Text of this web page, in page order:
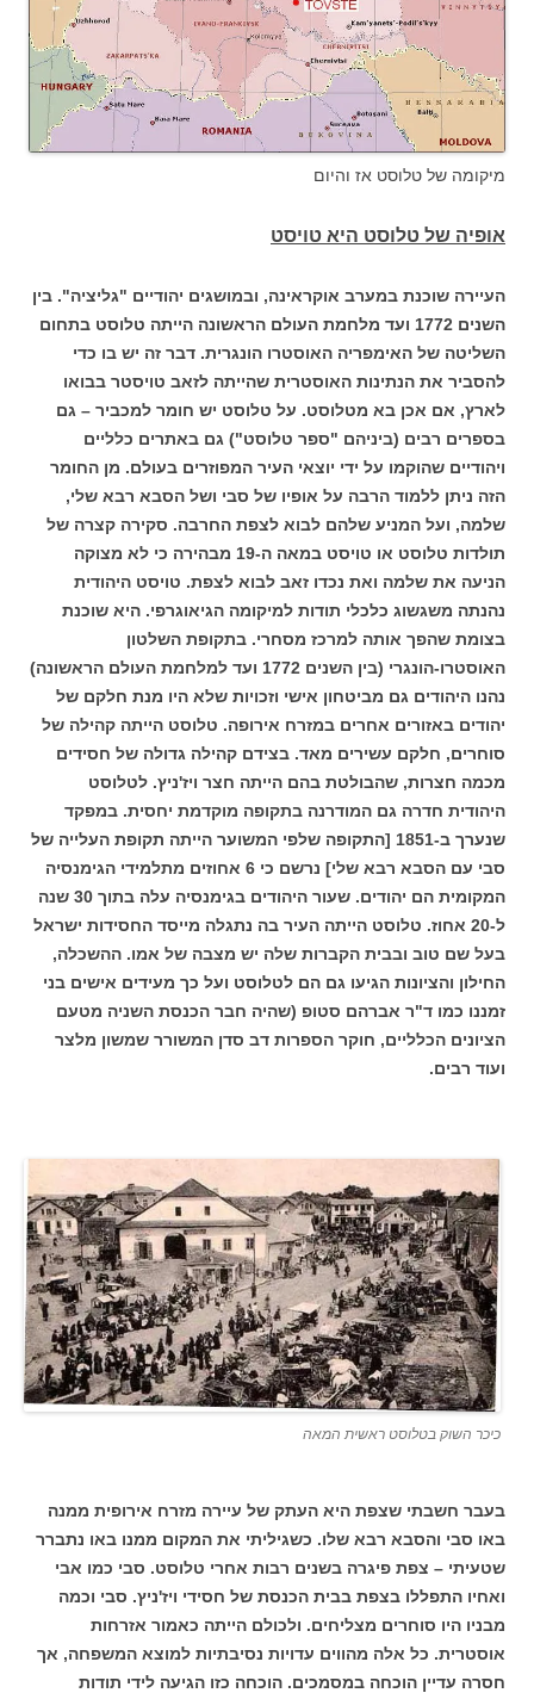
מיקומה של טלוסט אז והיום
אופיה של טלוסט היא טויסט
העיירה שוכנת במערב אוקראינה, ובמושגים יהודיים "גליציה". בין
השנים 1772 ועד מלחמת העולם הראשונה הייתה טלוסט בתחום
השליטה של האימפריה האוסטרו הונגרית. דבר זה יש בו כדי
להסביר את הנתינות האוסטרית שהייתה לזאב טויסטר בבואו
לארץ, אם אכן בא מטלוסט. על טלוסט יש חומר למכביר – גם
בספרים רבים (ביניהם "ספר טלוסט") גם באתרים כלליים
ויהודיים שהוקמו על ידי יוצאי העיר המפוזרים בעולם. מן החומר
הזה ניתן ללמוד הרבה על אופיו של סבי ושל הסבא רבא שלי,
שלמה, ועל המניע שלהם לבוא לצפת החרבה. סקירה קצרה של
תולדות טלוסט או טויסט במאה ה-19 מבהירה כי לא מצוקה
הניעה את שלמה ואת נכדו זאב לבוא לצפת. טויסט היהודית
נהנתה משגשוג כלכלי תודות למיקומה הגיאוגרפי. היא שוכנת
בצומת שהפך אותה למרכז מסחרי. בתקופת השלטון
האוסטרו-הונגרי (בין השנים 1772 ועד למלחמת העולם הראשונה)
נהנו היהודים גם מביטחון אישי וזכויות שלא היו מנת חלקם של
יהודים באזורים אחרים במזרח אירופה. טלוסט הייתה קהילה של
סוחרים, חלקם עשירים מאד. בצידם קהילה גדולה של חסידים
מכמה חצרות, שהבולטת בהם הייתה חצר ויז'ניץ. לטלוסט
היהודית חדרה גם המודרנה בתקופה מוקדמת יחסית. במפקד
שנערך ב-1851 [התקופה שלפי המשוער הייתה תקופת העלייה של
סבי עם הסבא רבא שלי] נרשם כי 6 אחוזים מתלמידי הגימנסיה
המקומית הם יהודים. שעור היהודים בגימנסיה עלה בתוך 30 שנה
ל-20 אחוז. טלוסט הייתה העיר בה נתגלה מייסד החסידות ישראל
בעל שם טוב ובבית הקברות שלה יש מצבה של אמו. ההשכלה,
החילון והציונות הגיעו גם הם לטלוסט ועל כך מעידים אישים בני
זמננו כמו ד"ר אברהם סטופ (שהיה חבר הכנסת השניה מטעם
הציונים הכלליים, חוקר הספרות דב סדן המשורר שמשון מלצר
ועוד רבים.
כיכר השוק בטלוסט ראשית המאה
בעבר חשבתי שצפת היא העתק של עיירה מזרח אירופית ממנה
באו סבי והסבא רבא שלו. כשגיליתי את המקום ממנו באו נתברר
שטעיתי – צפת פיגרה בשנים רבות אחרי טלוסט. סבי כמו אבי
ואחיו התפללו בצפת בבית הכנסת של חסידי ויז'ניץ. סבי וכמה
מבניו היו סוחרים מצליחים. ולכולם הייתה כאמור אזרחות
אוסטרית. כל אלה מהווים עדויות נסיבתיות למוצא המשפחה, אך
חסרה עדיין הוכחה במסמכים. הוכחה כזו הגיעה לידי תודות